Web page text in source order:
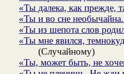
«Ты далека, как прежде,
«Ты и во сне
«Ты из шепота слов
«Ты мне явился,
(Случайному)
«Ты, может быть, не